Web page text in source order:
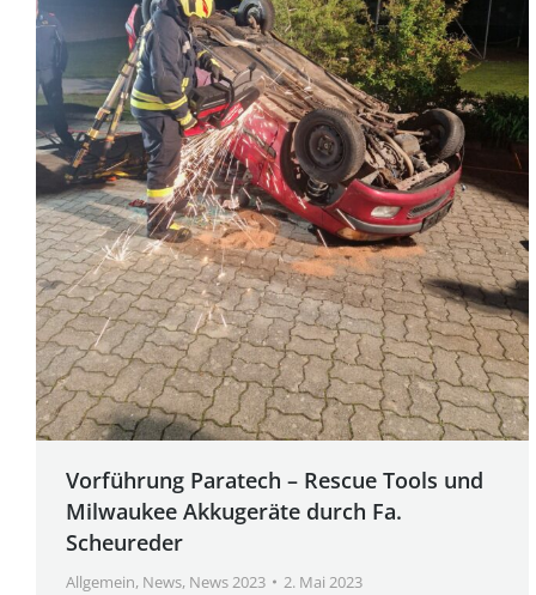
Vorführung Paratech – Rescue Tools und
Milwaukee Akkugeräte durch Fa.
Scheureder
Allgemein, News, News 2023 2. Mai 2023